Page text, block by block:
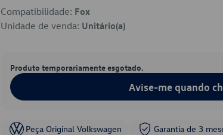
Compatibilidade: Fox
Unidade de venda: Unitário(a)
Produto temporariamente esgotado.
Avise-me quando
Peça Original Volkswagen Garantia de 3